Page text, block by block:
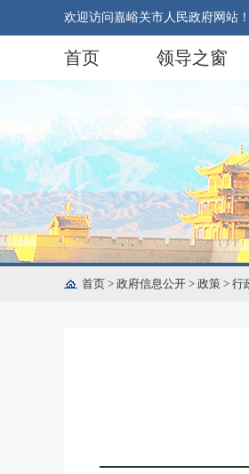
欢迎访问嘉峪关市人民政府网站
首页 领导之窗
首页 > 政府信息公开 > 政策 > 行